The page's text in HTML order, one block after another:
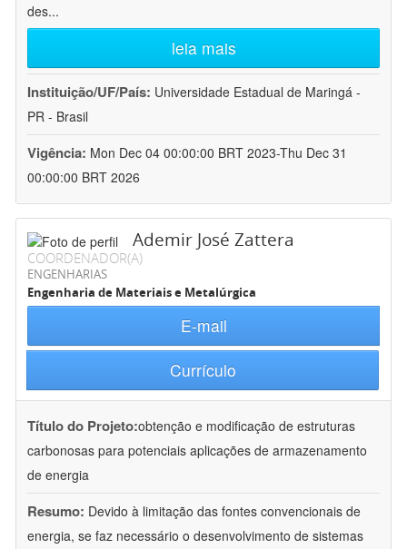
des...
leia mais
Instituição/UF/País: Universidade Estadual de Maringá -
PR - Brasil
Vigência: Mon Dec 04 00:00:00 BRT 2023-Thu Dec 31
00:00:00 BRT 2026
Ademir José Zattera
COORDENADOR(A)
ENGENHARIAS
Engenharia de Materiais e Metalúrgica
E-mail
Currículo
Título do Projeto:obtenção e modificação de estruturas
carbonosas para potenciais aplicações de armazenamento
de energia
Resumo: Devido à limitação das fontes convencionais de
energia, se faz necessário o desenvolvimento de sistemas